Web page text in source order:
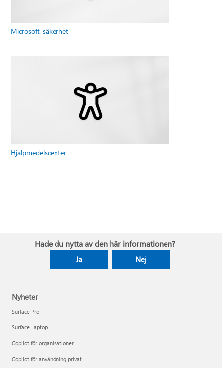
Microsoft-säkerhet
Hjälpmedelscenter
Hade du nytta av den här informationen?
Ja Nej
Nyheter
Surface Pro
Surface Laptop
Copilot för organisationer
Copilot för användning privat